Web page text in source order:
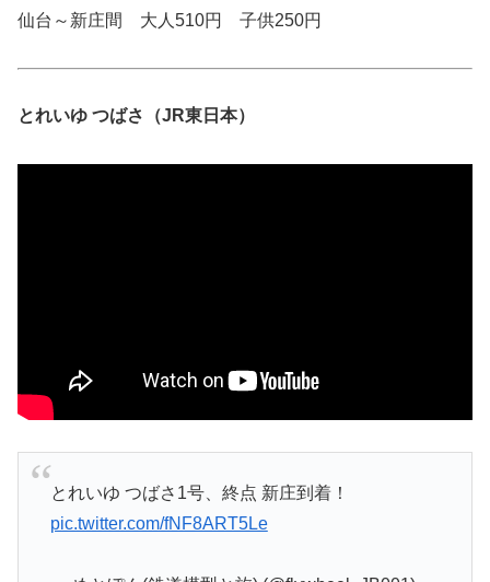
仙台～新庄間 大人510円 子供250円
とれいゆ つばさ（JR東日本）
とれいゆ つばさ1号、終点 新庄到着！
pic.twitter.com/fNF8ART5Le